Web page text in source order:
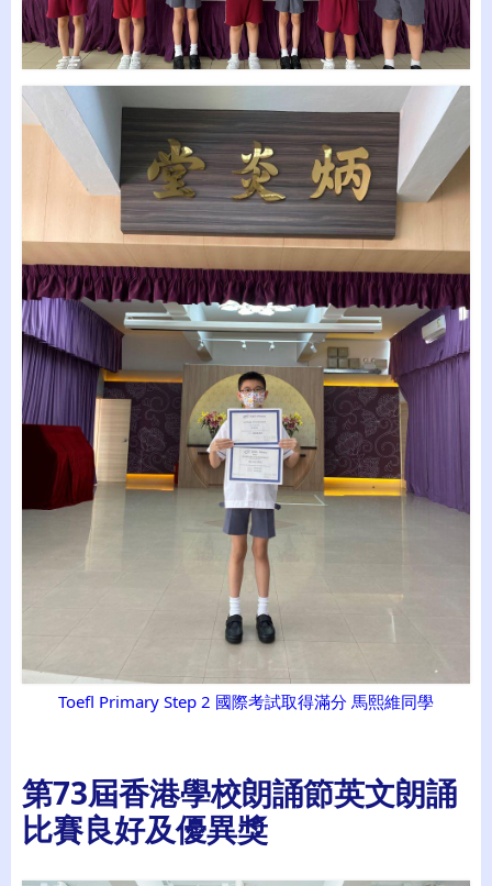
Toefl Primary Step 2 國際考試取得滿分 馬熙維同學
第73屆香港學校朗誦節英文朗誦
比賽良好及優異獎